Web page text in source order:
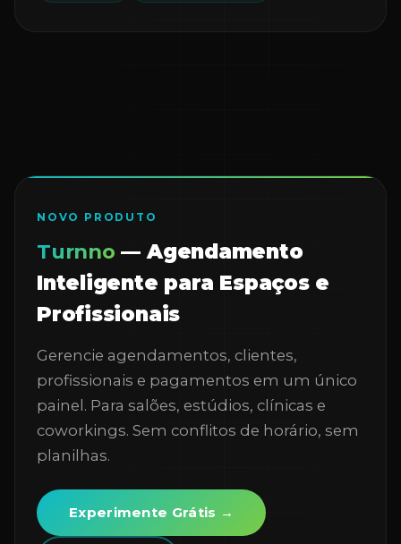
NOVO PRODUTO
Turnno — Agendamento
Inteligente para Espaços e
Profissionais
Gerencie agendamentos, clientes,
profissionais e pagamentos em um único
painel. Para salões, estúdios, clínicas e
coworkings. Sem conflitos de horário, sem
planilhas.
Experimente Grátis →